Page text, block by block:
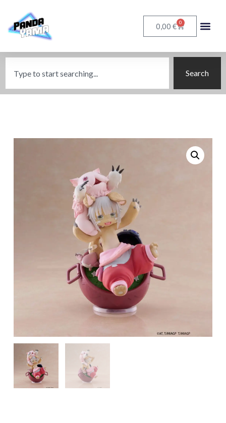
0,00 € 0
Search